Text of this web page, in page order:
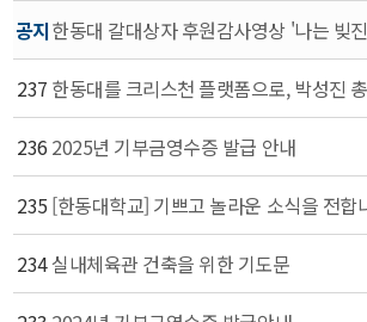
공지한동대 갈대상자 후원감사영상 '나는 빚
237
236 2025년 기부금영수증 발급 안내
235 [한동대학교] 기쁘고 놀라운 소식을 전합
234실내체육관 건축을 위한 기도문